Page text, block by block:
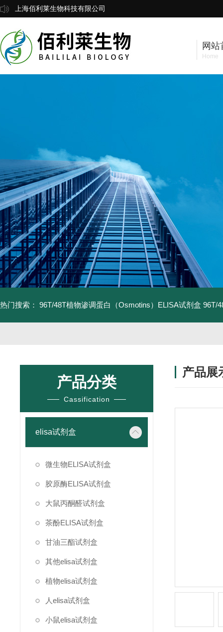
上海佰利莱生物科技有限公司
网站
Home
热门搜索： 96T/48T植物渗调蛋白（Osmotins）ELISA试剂盒 96T/
产品分类
Cassification
elisa试剂盒
微生物ELISA试剂盒
胶原酶ELISA试剂盒
大鼠丙酮醛试剂盒
茶酚ELISA试剂盒
甘油三酯试剂盒
其他elisa试剂盒
植物elisa试剂盒
人elisa试剂盒
小鼠elisa试剂盒
产品展